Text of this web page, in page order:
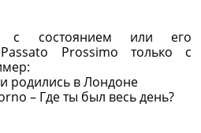
с состоянием или его
Prossimo только с
родились в Лондоне
– Где ты был весь день?